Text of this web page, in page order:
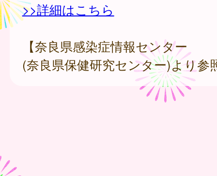
>>詳細はこちら
【奈良県感染症情報センター
(奈良県保健研究センター)より参